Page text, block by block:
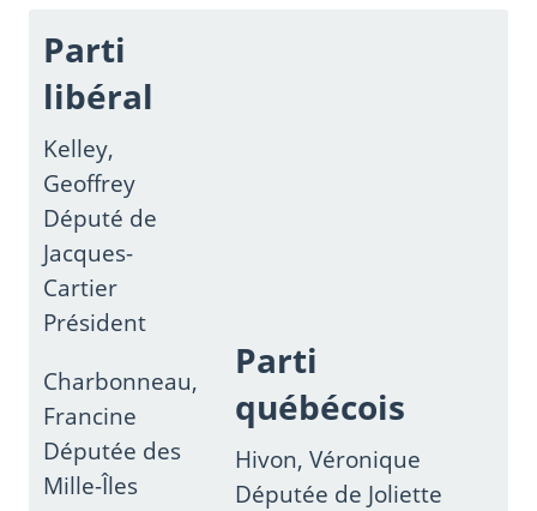
Parti
libéral
Kelley,
Geoffrey
Député de
Jacques-
Cartier
Président
Charbonneau,
Francine
Députée des
Mille-Îles
Parti
québécois
Hivon, Véronique
Députée de Joliette